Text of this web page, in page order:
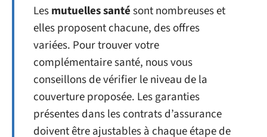
Lesmutuelles santésont nombreuses et
elles proposent chacune, des offres
variées. Pour trouver votre
complémentaire santé, nous vous
conseillons de vérifier le niveau de la
couverture proposée. Les garanties
présentes dans les contrats d’assurance
doivent être ajustables à chaque étape de